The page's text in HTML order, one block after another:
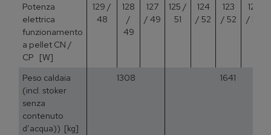
Potenza
elettrica
funzionamento
a pellet CN /
CP [W]
129 /
48
128
/
49
127
/ 49
125 /
51
124
/ 52
123
/ 52
123
/ 53
Peso caldaia
(incl. stoker
senza
contenuto
d’acqua)) [kg]
1308 1641